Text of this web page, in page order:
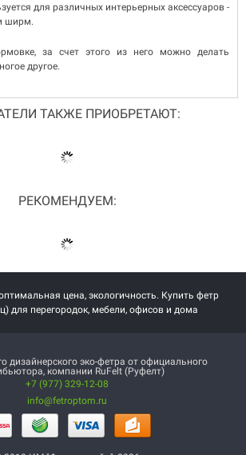
для различных интерьерных аксессуаров -
ширм.
за счет этого из него можно делать
другое.
ТАКЖЕ ПРИОБРЕТАЮТ:
РЕКОМЕНДУЕМ:
цена, экологичность. Купить фетр
для перегородок, мебели, офисов и дома
дизайнерского эко-фетра от официального
компании RuFelt (Руфелт)
+7 (977) 329-12-08
info@fetroptom.ru